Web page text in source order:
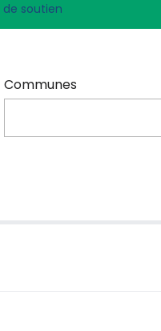
soutien
Communes